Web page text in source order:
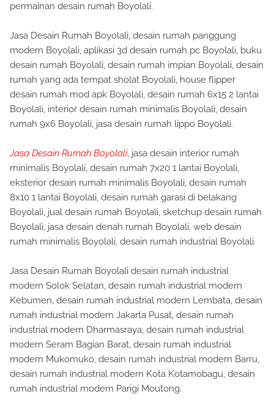
permainan desain rumah Boyolali.
Jasa Desain Rumah Boyolali, desain rumah panggung
modern Boyolali, aplikasi 3d desain rumah pc Boyolali, buku
desain rumah Boyolali, desain rumah impian Boyolali, desain
rumah yang ada tempat sholat Boyolali, house flipper
desain rumah mod apk Boyolali, desain rumah 6x15 2 lantai
Boyolali, interior desain rumah minimalis Boyolali, desain
rumah 9x6 Boyolali, jasa desain rumah lippo Boyolali.
Jasa Desain Rumah Boyolali, jasa desain interior rumah
minimalis Boyolali, desain rumah 7x20 1 lantai Boyolali,
eksterior desain rumah minimalis Boyolali, desain rumah
8x10 1 lantai Boyolali, desain rumah garasi di belakang
Boyolali, jual desain rumah Boyolali, sketchup desain rumah
Boyolali, jasa desain denah rumah Boyolali, web desain
rumah minimalis Boyolali, desain rumah industrial Boyolali.
Jasa Desain Rumah Boyolali desain rumah industrial
modern Solok Selatan, desain rumah industrial modern
Kebumen, desain rumah industrial modern Lembata, desain
rumah industrial modern Jakarta Pusat, desain rumah
industrial modern Dharmasraya, desain rumah industrial
modern Seram Bagian Barat, desain rumah industrial
modern Mukomuko, desain rumah industrial modern Barru,
desain rumah industrial modern Kota Kotamobagu, desain
rumah industrial modern Parigi Moutong.